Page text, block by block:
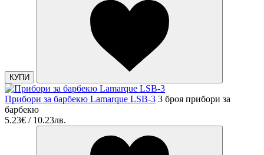
КУПИ
Прибори за барбекю Lamarque LSB-3 3 броя прибори за
барбекю
5.23€ / 10.23лв.